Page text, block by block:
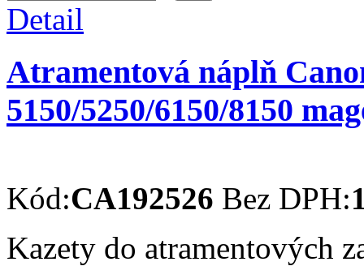
Detail
Atramentová náplň
5150/5250/6150/8150
Kód:CA192526 Bez DPH:
Kazety do atramentových